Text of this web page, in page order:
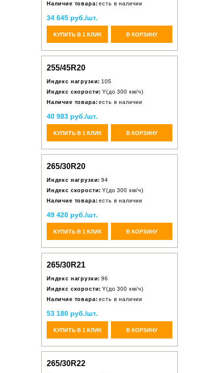
Наличие товара: есть в наличии
34 645 руб./шт.
КУПИТЬ В 1 КЛИК В КОРЗИНУ
255/45R20
Индекс нагрузки: 105
Индекс скорости: Y(до 300 км/ч)
Наличие товара: есть в наличии
40 983 руб./шт.
КУПИТЬ В 1 КЛИК В КОРЗИНУ
265/30R20
Индекс нагрузки: 94
Индекс скорости: Y(до 300 км/ч)
Наличие товара: есть в наличии
49 420 руб./шт.
КУПИТЬ В 1 КЛИК В КОРЗИНУ
265/30R21
Индекс нагрузки: 96
Индекс скорости: Y(до 300 км/ч)
Наличие товара: есть в наличии
53 180 руб./шт.
КУПИТЬ В 1 КЛИК В КОРЗИНУ
265/30R22